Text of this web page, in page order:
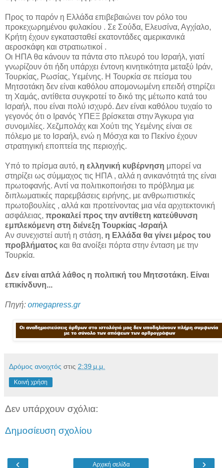
Προς το παρόν η Ελλάδα επιβεβαιώνει τον ρόλο του
προκεχωρημένου φυλακίου . Σε Σούδα, Ελευσίνα, Αγχίαλο,
Κρήτη έχουν εγκατασταθεί εκατοντάδες αμερικανικά
αεροσκάφη και στρατιωτικοί .
Οι ΗΠΑ θα κάνουν τα πάντα στο πλευρό του Ισραήλ, γιατί
γνωρίζουν ότι ήδη υπάρχει έντονη κινητικότητα μεταξύ Ιράν,
Τουρκίας, Ρωσίας, Υεμένης. Η Τουρκία σε πείσμα του
Μητσοτάκη δεν είναι καθόλου απομονωμένη επειδή στηρίζει
τη Χαμάς, αντίθετα συγκροτεί το δικό της μέτωπο κατά του
Ισραήλ, που είναι πολύ ισχυρό. Δεν είναι καθόλου τυχαίο το
γεγονός ότι ο Ιρανός ΥΠΕΞ βρίσκεται στην Άγκυρα για
συνομιλίες. Χεζμπολάχ και Χούτι της Υεμένης είναι σε
πόλεμο με το Ισραήλ, ενώ η Μόσχα και το Πεκίνο έχουν
στρατηγική εποπτεία της περιοχής.
Υπό το πρίσμα αυτό, η ελληνική κυβέρνηση μπορεί να
στηρίζει ως σύμμαχος τις ΗΠΑ , αλλά η ανικανότητά της είναι
πρωτοφανής. Αντί να πολιτικοποιήσει το πρόβλημα με
διπλωματικές παρεμβάσεις ειρήνης, με ανθρωπιστικές
πρωτοβουλίες , αλλά και προτείνοντας μια νέα αρχιτεκτονική
ασφάλειας, προκαλεί προς την αντίθετη κατεύθυνση
εμπλεκόμενη στη διένεξη Τουρκίας -Ισραήλ
Αν συνεχιστεί αυτή η στάση, η Ελλάδα θα γίνει μέρος του
προβλήματος και θα ανοίξει πόρτα στην ένταση με την
Τουρκία.
Δεν είναι απλά λάθος η πολιτική του Μητσοτάκη. Είναι
επικίνδυνη...
Πηγή: omegapress.gr
Δρόμος ανοιχτός στις 2:39 μ.μ.
Κοινή χρήση
Δεν υπάρχουν σχόλια:
Δημοσίευση σχολίου
‹ ›
Αρχική σελίδα